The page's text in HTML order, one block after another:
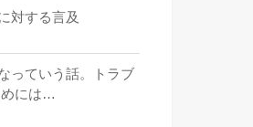
対する言及
っていう話。トラブ
には…